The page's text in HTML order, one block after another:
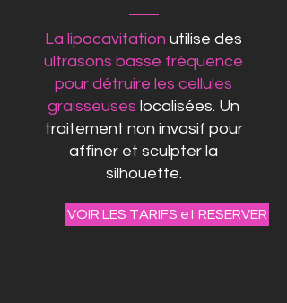
La lipocavitation utilise des
ultrasons basse fréquence
pour détruire les cellules
graisseuses localisées. Un
traitement non invasif pour
affiner et sculpter la
silhouette.
VOIR LES TARIFS et RESERVER